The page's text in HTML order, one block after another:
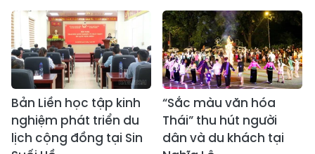
Bản Liền học tập kinh
nghiệm phát triển du
lịch cộng đồng tại Sin
“Sắc màu văn hóa
Thái” thu hút người
dân và du khách tại